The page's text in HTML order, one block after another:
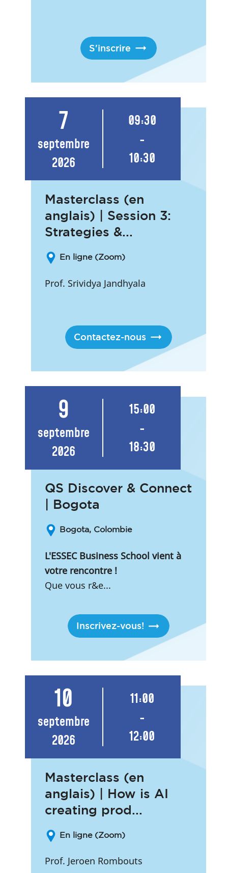
S'inscrire
7
septembre
2026
09:30
-
10:30
Masterclass (en
anglais) | Session 3:
Strategies &...
En ligne (Zoom)
Prof. Srividya Jandhyala
Contactez-nous
9
septembre
2026
15:00
-
18:30
QS Discover & Connect
| Bogota
Bogota, Colombie
L'ESSEC Business School vient à
votre rencontre !
Que vous r&e...
Inscrivez-vous!
10
septembre
2026
11:00
-
12:00
Masterclass (en
anglais) | How is AI
creating prod...
En ligne (Zoom)
Prof. Jeroen Rombouts